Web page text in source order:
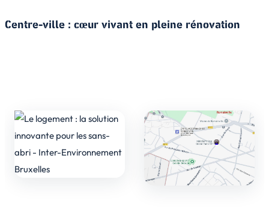
Centre-ville : cœur vivant en pleine rénovation